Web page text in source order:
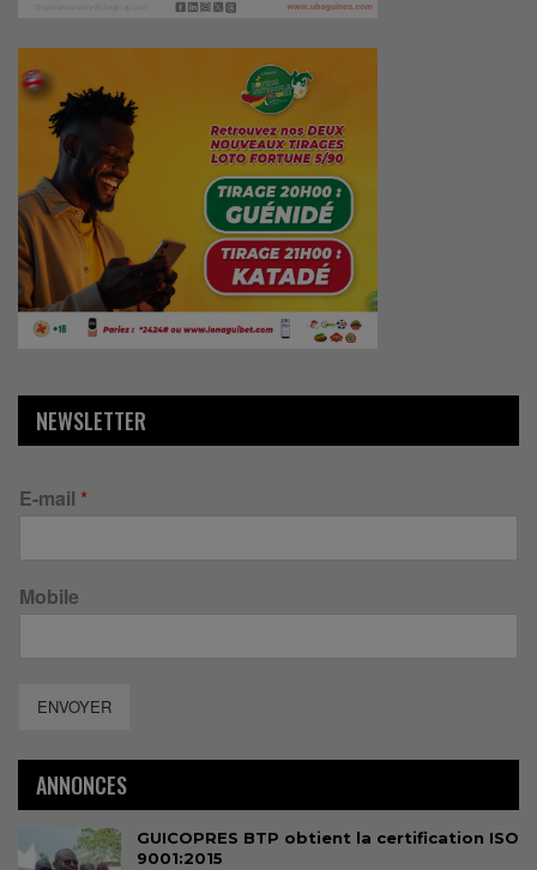
NEWSLETTER
E-mail *
Mobile
ENVOYER
ANNONCES
GUICOPRES BTP obtient la certification ISO
9001:2015